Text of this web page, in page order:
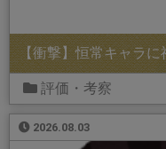
【衝撃】恒常キャラ
評価・考察
2026.08.03